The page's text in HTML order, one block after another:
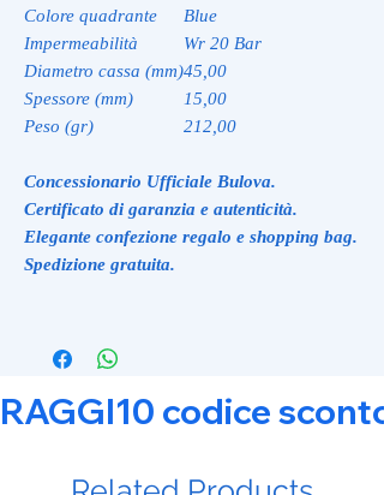
Colore quadrante
Blue
Impermeabilità
Wr 20 Bar
Diametro cassa (mm)45,00
Spessore (mm)
15,00
Peso (gr)
212,00
Concessionario Ufficiale Bulova.
Certificato di garanzia e autenticità.
Elegante confezione regalo e shopping bag.
Spedizione gratuita.
RAGGI10 codice